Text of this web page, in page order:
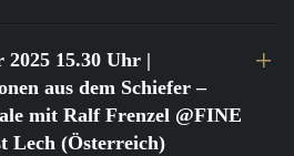
2025 15.30 Uhr |
aus dem Schiefer –
mit Ralf Frenzel @FINE
Lech (Österreich)